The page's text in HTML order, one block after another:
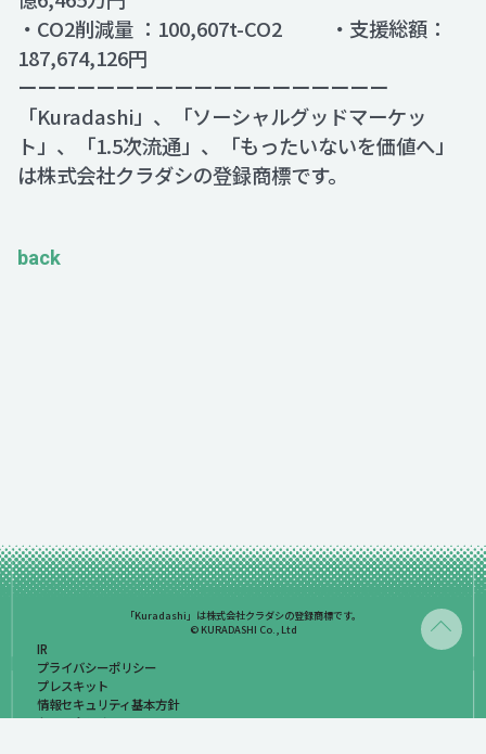
・CO2削減量 ：100,607t-CO2 ・支援総額：
187,674,126円
ーーーーーーーーーーーーーーーーーーー
「Kuradashi」、「ソーシャルグッドマーケッ
ト」、「1.5次流通」、「もったいないを価値へ」
は株式会社クラダシの登録商標です。
back
「Kuradashi」は株式会社クラダシの登録商標です。
© KURADASHI Co., Ltd
IR
プライバシーポリシー
プレスキット
情報セキュリティ基本方針
お問い合わせ